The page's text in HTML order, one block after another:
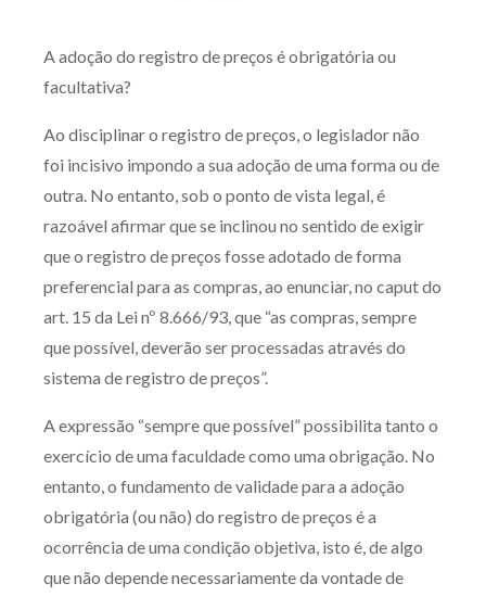
Produtos e serviços
Zênite Fácil IA
Zênite Play
Orientação por Escrito
Mentoria Zênite
Capacitação
Zênite Online
Zênite in Company
Diferenciais
Receba por RSS
A adoção do registro de preços é obrigatória ou
facultativa?
Ao disciplinar o registro de preços, o legislador não
foi incisivo impondo a sua adoção de uma forma ou de
outra. No entanto, sob o ponto de vista legal, é
razoável afirmar que se inclinou no sentido de exigir
que o registro de preços fosse adotado de forma
preferencial para as compras, ao enunciar, no caput do
art. 15 da Lei nº 8.666/93, que “as compras, sempre
que possível, deverão ser processadas através do
sistema de registro de preços”.
A expressão “sempre que possível” possibilita tanto o
exercício de uma faculdade como uma obrigação. No
entanto, o fundamento de validade para a adoção
obrigatória (ou não) do registro de preços é a
ocorrência de uma condição objetiva, isto é, de algo
que não depende necessariamente da vontade de